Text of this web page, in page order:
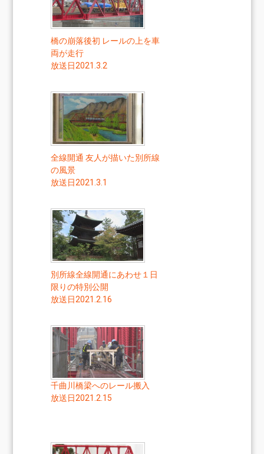
橋の崩落後初 レールの上を車
両が走行
放送日2021.3.2
全線開通 友人が描いた別所線
の風景
放送日2021.3.1
別所線全線開通にあわせ１日
限りの特別公開
放送日2021.2.16
千曲川橋梁へのレール搬入
放送日2021.2.15